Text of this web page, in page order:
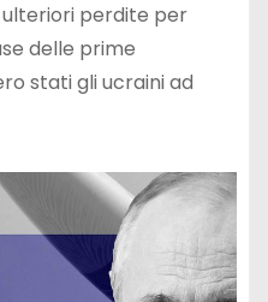
perdite per
delle prime
stati gli ucraini ad